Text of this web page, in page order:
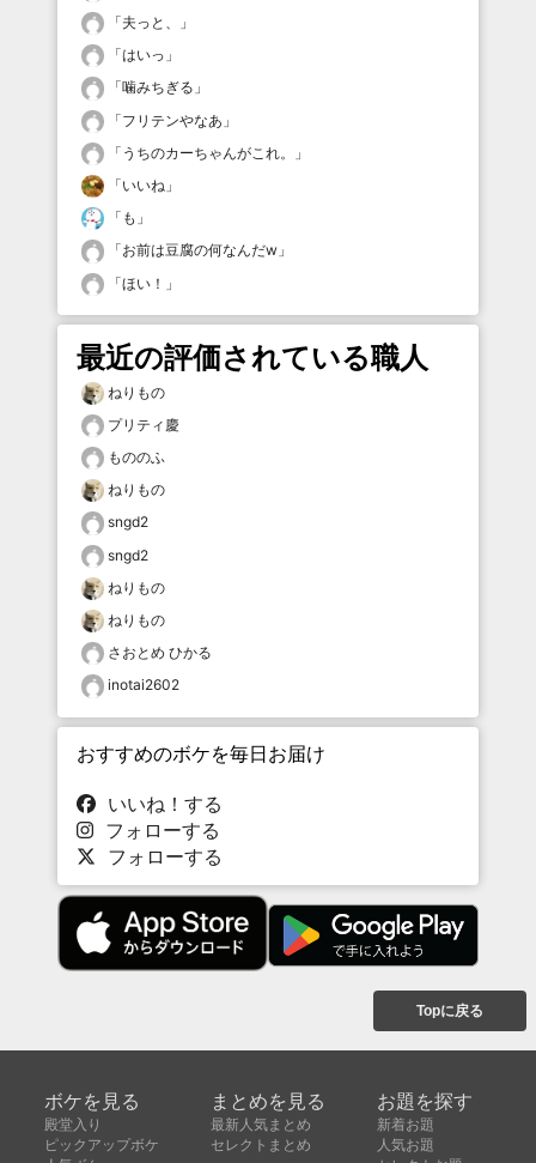
「夫っと、
」
「はいっ 」
「噛みちぎる 」
「フリテンやなあ 」
「 うちのカーちゃんがこれ。
」
「いいね 」
「 も 」
「お前は豆腐の何なんだw 」
「ほい！ 」
最近の評価されている職人
ねりもの
プリティ慶
もののふ
ねりもの
sngd2
sngd2
ねりもの
ねりもの
さおとめ ひかる
inotai2602
おすすめのボケを毎日お届け
いいね！する
フォローする
フォローする
Topに戻る
ボケを見る
殿堂入り
ピックアップボケ
まとめを見る
最新人気まとめ
セレクトまとめ
お題を探す
新着お題
人気お題